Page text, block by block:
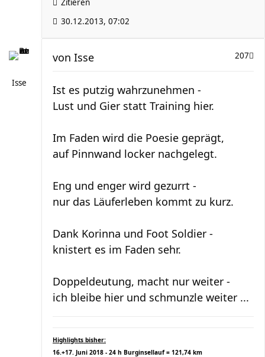
Zitieren
30.12.2013, 07:02
Isse
207
von Isse
Ist es putzig wahrzunehmen -
Lust und Gier statt Training hier.
Im Faden wird die Poesie geprägt,
auf Pinnwand locker nachgelegt.
Eng und enger wird gezurrt -
nur das Läuferleben kommt zu kurz.
Dank Korinna und Foot Soldier -
knistert es im Faden sehr.
Doppeldeutung, macht nur weiter -
ich bleibe hier und schmunzle weiter ...
Highlights bisher:
16.+17. Juni 2018 - 24 h Burginsellauf = 121,74 km